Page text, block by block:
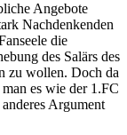
Angebote
Nachdenkenden
die
des Salärs des
zu wollen. Doch da
es wie der 1.FC
Argument